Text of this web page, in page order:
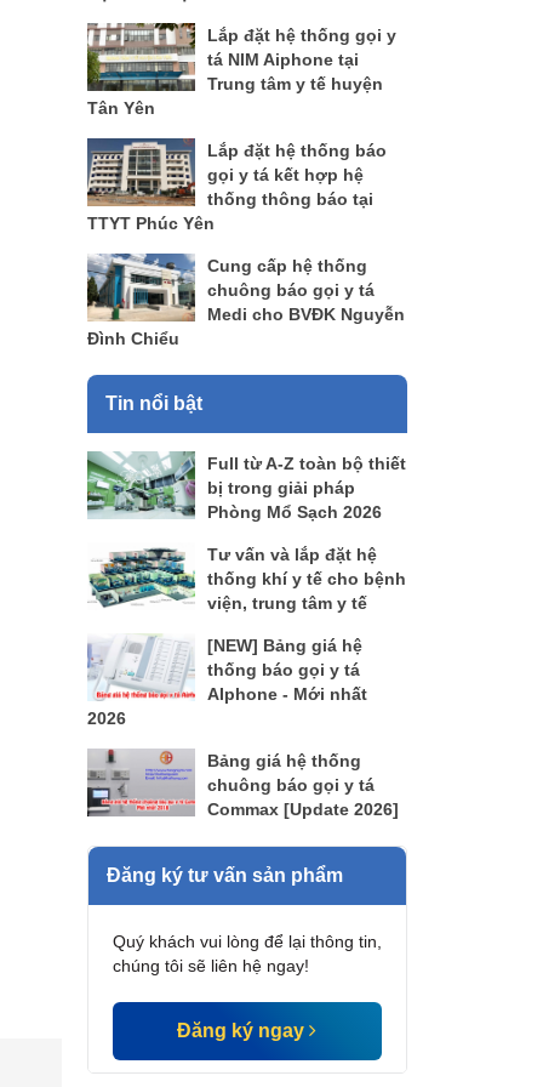
Lắp đặt hệ thống gọi y
tá NIM Aiphone tại
Trung tâm y tế huyện
Tân Yên
Lắp đặt hệ thống báo
gọi y tá kết hợp hệ
thống thông báo tại
TTYT Phúc Yên
Cung cấp hệ thống
chuông báo gọi y tá
Medi cho BVĐK Nguyễn
Đình Chiểu
Tin nổi bật
Full từ A-Z toàn bộ thiết
bị trong giải pháp
Phòng Mổ Sạch 2026
Tư vấn và lắp đặt hệ
thống khí y tế cho bệnh
viện, trung tâm y tế
[NEW] Bảng giá hệ
thống báo gọi y tá
AIphone - Mới nhất
2026
Bảng giá hệ thống
chuông báo gọi y tá
Commax [Update 2026]
Đăng ký tư vấn sản phẩm
Quý khách vui lòng để lại thông tin,
chúng tôi sẽ liên hệ ngay!
Đăng ký ngay